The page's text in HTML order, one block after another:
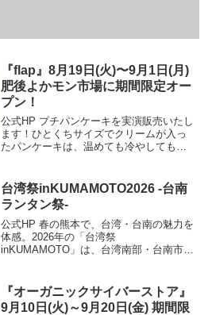
『flap』8月19日(火)〜9月1日(月)
肥後よかモン市場に期間限定オー
プン！
公式HP プチパンケーキを実演販売いたし
ます！ひとくちサイズでクリームが入っ
たパンケーキは、温めても冷やしてもお
台湾祭inKUMAMOTO2026 -台南
ランタン祭-
公式HP 春の熊本で、台湾・台南の魅力を
体感。2026年の「台湾祭
inKUMAMOTO」は、台湾南部・台南市と
指のランタンの街・台南。会場となる花
畑広場は、色鮮やかな台...
『オーガニックサイバーストア』
9月10日(火)～9月20日(金) 期間限